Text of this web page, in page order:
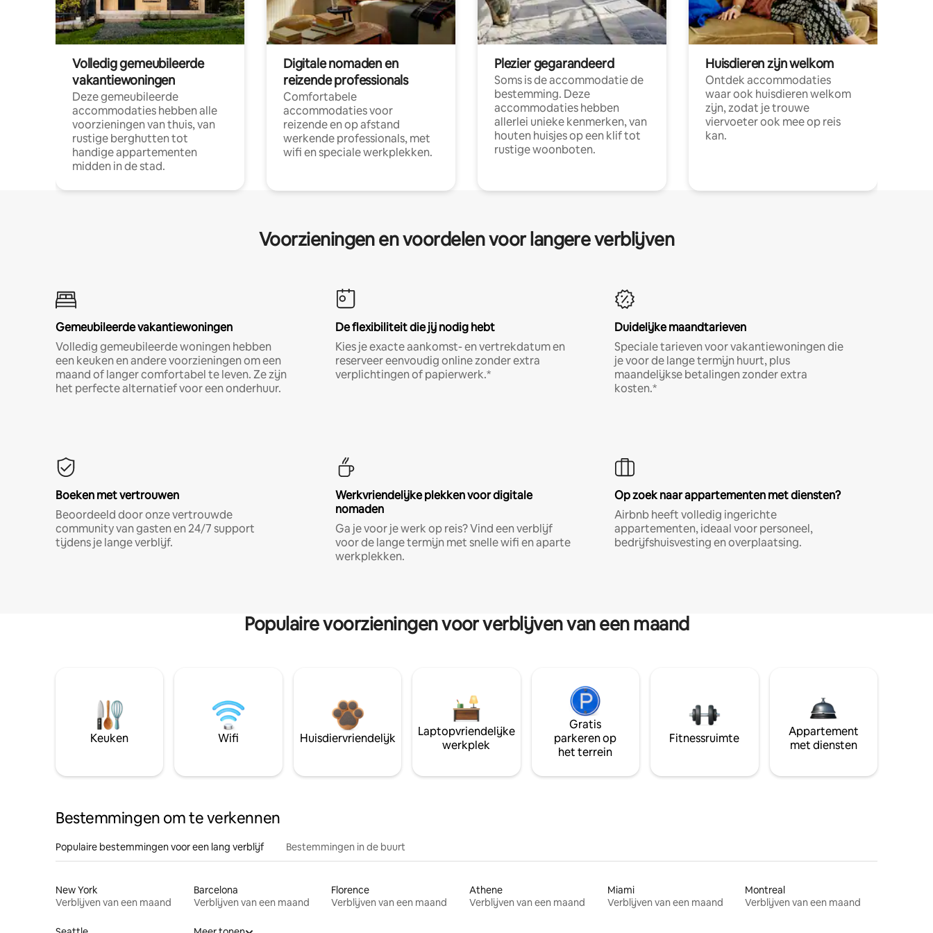
Volledig gemeubileerde
vakantiewoningen
Deze gemeubileerde
accommodaties hebben alle
voorzieningen van thuis, van
rustige berghutten tot
handige appartementen
midden in de stad.
Digitale nomaden en
reizende professionals
Comfortabele
accommodaties voor
reizende en op afstand
werkende professionals, met
wifi en speciale werkplekken.
Plezier gegarandeerd
Soms is de accommodatie de
bestemming. Deze
accommodaties hebben
allerlei unieke kenmerken, van
houten huisjes op een klif tot
rustige woonboten.
Huisdieren zijn welkom
Ontdek accommodaties
waar ook huisdieren welkom
zijn, zodat je trouwe
viervoeter ook mee op reis
kan.
Voorzieningen en voordelen voor langere verblijven
Gemeubileerde vakantiewoningen
Volledig gemeubileerde woningen hebben
een keuken en andere voorzieningen om een
maand of langer comfortabel te leven. Ze zijn
het perfecte alternatief voor een onderhuur.
De flexibiliteit die jij nodig hebt
Kies je exacte aankomst- en vertrekdatum en
reserveer eenvoudig online zonder extra
verplichtingen of papierwerk.*
Duidelijke maandtarieven
Speciale tarieven voor vakantiewoningen die
je voor de lange termijn huurt, plus
maandelijkse betalingen zonder extra
kosten.*
Boeken met vertrouwen
Beoordeeld door onze vertrouwde
community van gasten en 24/7 support
tijdens je lange verblijf.
Werkvriendelijke plekken voor digitale
nomaden
Ga je voor je werk op reis? Vind een verblijf
voor de lange termijn met snelle wifi en aparte
werkplekken.
Op zoek naar appartementen met diensten?
Airbnb heeft volledig ingerichte
appartementen, ideaal voor personeel,
bedrijfshuisvesting en overplaatsing.
Populaire voorzieningen voor verblijven van een maand
Keuken Wifi Huisdiervriendelijk
Laptopvriendelijke
werkplek
Gratis
parkeren op
het terrein
Fitnessruimte
Appartement
met diensten
Bestemmingen om te verkennen
Populaire bestemmingen voor een lang verblijf Bestemmingen in de buurt
New York
Verblijven van een maand
Barcelona
Verblijven van een maand
Florence
Verblijven van een maand
Athene
Verblijven van een maand
Miami
Verblijven van een maand
Montreal
Verblijven van een maand